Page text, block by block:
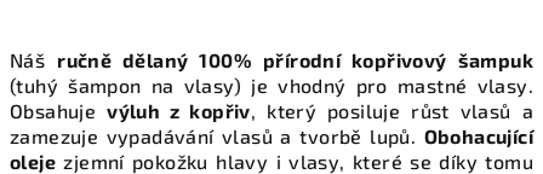
Náš ručně dělaný 100% přírodní kopřivový šampuk
(tuhý šampon na vlasy) je vhodný pro mastné vlasy.
Obsahujevýluh z kopřiv, který posiluje růst vlasů a
zamezuje vypadávání vlasů a tvorbě lupů. Obohacující
oleje zjemní pokožku hlavy i vlasy, které se díky tomu